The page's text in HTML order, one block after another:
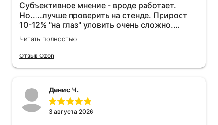
Субъективное мнение - вроде работает.
Но.....лучше проверить на стенде. Прирост
10-12% "на глаз" уловить очень сложно.
Покатаюсь, потом отключу и посмотрю, что
будет 😁.
Читать полностью
Отзыв Ozon
Денис Ч.
3 августа 2026